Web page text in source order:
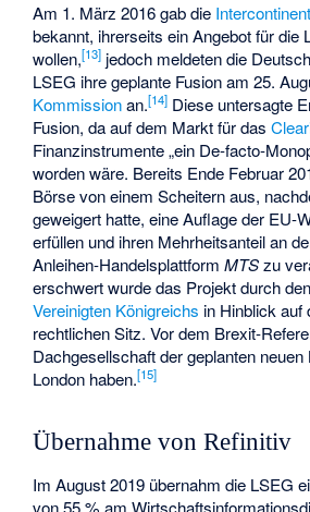
Am 1. März 2016 gab die
bekannt, ihrerseits ein Angebot für die
wollen,[13] jedoch meldeten die
LSEG ihre geplante Fusion am 25.
Kommissionan.[14] Diese untersagte
Fusion, da auf dem Markt für das
Finanzinstrumente „ein De-facto-
worden wäre. Bereits Ende Februar
Börse von einem Scheitern aus,
geweigert hatte, eine Auflage der EU-
erfüllen und ihren Mehrheitsanteil an
Anleihen-HandelsplattformMTSzu
erschwert wurde das Projekt durch den
Vereinigten Königreichs in Hinblick auf
rechtlichen Sitz. Vor dem Brexit-
Dachgesellschaft der geplanten
London haben.[15]
Übernahme von Refinitiv
Im August 2019 übernahm die LSEG
von 55 % am